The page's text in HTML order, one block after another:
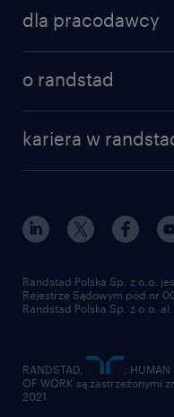
dla pracodawcy
o randstad
kariera w
Randstad Polska Sp. z o.o.
Rejestrze Sądowym pod nr
Randstad Polska Sp. z o.o.
RANDSTAD,
,
OF WORK są zastrzeżonymi
2021